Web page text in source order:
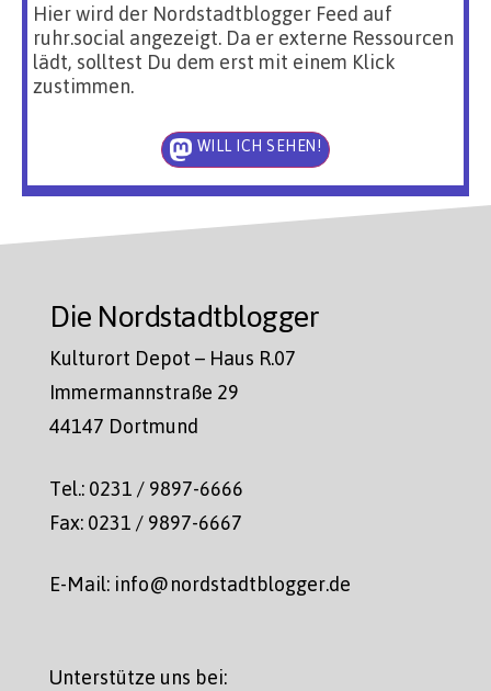
Hier wird der Nordstadtblogger Feed auf
ruhr.social angezeigt. Da er externe Ressourcen
lädt, solltest Du dem erst mit einem Klick
zustimmen.
WILL ICH SEHEN!
Die Nordstadtblogger
Kulturort Depot – Haus R.07
Immermannstraße 29
44147 Dortmund
Tel.: 0231 / 9897-6666
Fax: 0231 / 9897-6667
E-Mail: info@nordstadtblogger.de
Unterstütze uns bei: